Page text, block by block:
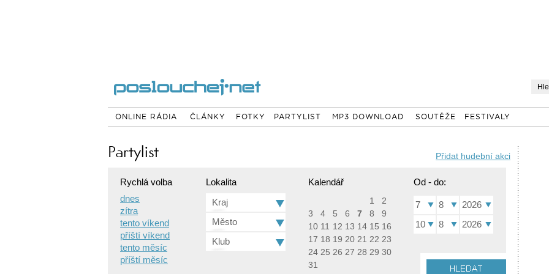
ONLINE RÁDIA ČLÁNKY FOTKY PARTYLIST MP3 DOWNLOAD SOUTĚŽE FESTIVALY
Partylist Přidat hudební akci
Rychlá volba
dnes
zítra
tento víkend
příští víkend
tento měsíc
příští měsíc
Lokalita
Kraj
Město
Klub
Kalendář
1
2
3
4 5 6 7 8
9
10 11 12 13 14 15 16
17 18 19 20 21 22 23
24 25 26 27 28 29 30
31
Od - do:
7 8
2026
10
8 2026